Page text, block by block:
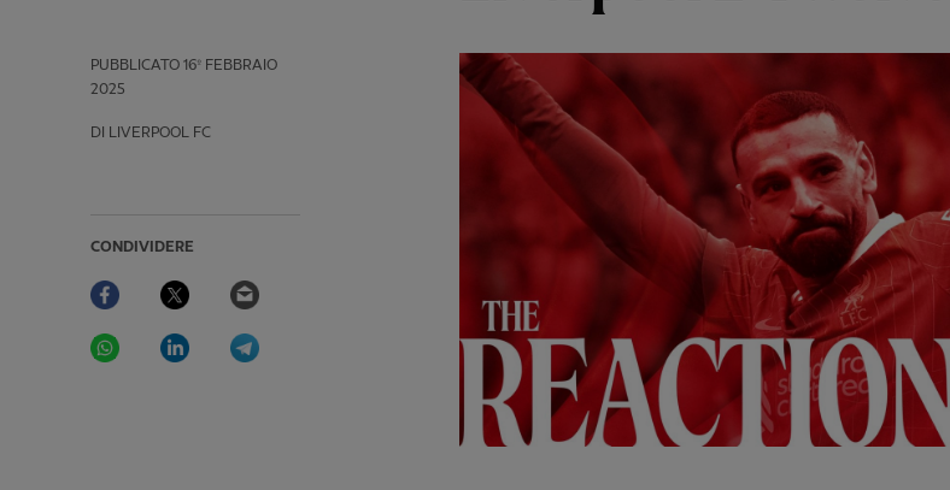
PUBBLICATO 16º FEBBRAIO
2025
DI LIVERPOOL FC
CONDIVIDERE
Facebook Twitter
WhatsAppLinkedIn